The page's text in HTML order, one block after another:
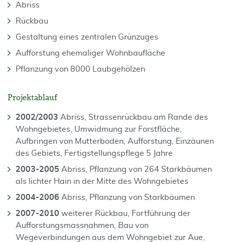
Abriss
Rückbau
Gestaltung eines zentralen Grünzuges
Aufforstung ehemaliger Wohnbaufläche
Pflanzung von 8000 Laubgehölzen
Projektablauf
2002/2003 Abriss, Strassenrückbau am Rande des
Wohngebietes, Umwidmung zur Forstfläche,
Aufbringen von Mutterboden, Aufforstung, Einzäunen
des Gebiets, Fertigstellungspflege 5 Jahre
2003-2005 Abriss, Pflanzung von 264 Starkbäumen
als lichter Hain in der Mitte des Wohngebietes
2004-2006 Abriss, Pflanzung von Starkbäumen
2007-2010 weiterer Rückbau, Fortführung der
Aufforstungsmassnahmen, Bau von
Wegeverbindungen aus dem Wohngebiet zur Aue,